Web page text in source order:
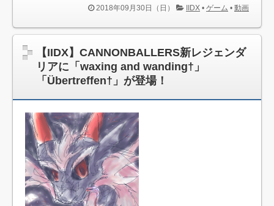
明 「ドーン・オブ・マジェスティ」に収録
常人ならこんな歌詞思いつかねーわって歌詞ｗｗｗｗｗｗ
【艦これ】はっぴーばれんたいん風雲さん 風雲イラスト
まとめ
【速報】「スマブラSP」にセフィロスが12月に参戦決
人生の感動名言 壺のクイズ 大学の授業で
神「望んだゲームを1つ現代技術でフルリメイクしてやろ
う」←何をお願いする？
FF15はパーティーが男しかいないのが無理！←この意見
【速報】「輝石のベルト」が強すぎで「邪神の宮殿」完全
2018年09月30日（日） IIDX • ゲーム • 動画
【IIDX】CANNONBALLERS新レジェンダ
リアに「waxing and wanding†」
「Übertreffen†」が登場！